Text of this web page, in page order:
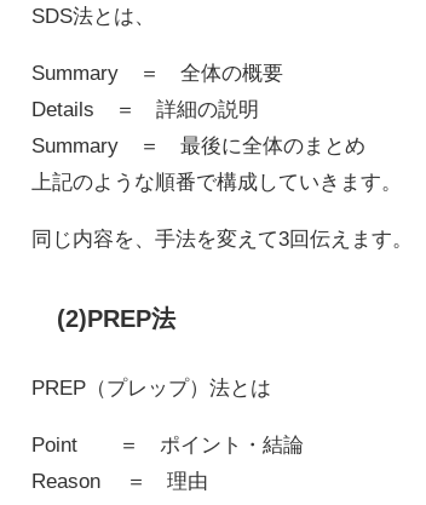
SDS法とは、
Summary ＝ 全体の概要
Details ＝ 詳細の説明
Summary ＝ 最後に全体のまとめ
上記のような順番で構成していきます。
同じ内容を、手法を変えて3回伝えます。
(2)PREP法
PREP（プレップ）法とは
Point ＝ ポイント・結論
Reason ＝ 理由